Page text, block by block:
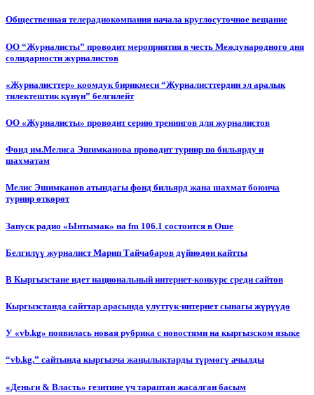
Общественная телерадиокомпания начала круглосуточное вещание
ОО “Журналисты” проводит мероприятия в честь Международного дня
солидарности журналистов
«Журналисттер» коомдук бирикмеси “Журналисттердин эл аралык
тилектештик күнүн” белгилейт
ОО «Журналисты» проводит серию тренингов для журналистов
Фонд им.Мелиса Эшимканова проводит турнир по бильярду и
шахматам
Мелис Эшимканов атындагы фонд бильярд жана шахмат боюнча
турнир өткөрөт
Запуск радио «Ынтымак» на fm 106.1 состоится в Оше
Белгилүү журналист Марип Тайчабаров дүйнөдөн кайтты
В Кыргызстане идет национальный интернет-конкурс среди сайтов
Кыргызстанда сайттар арасында улуттук-интернет сынагы жүрүүдө
У «vb.kg» появилась новая рубрика с новостями на кыргызском языке
“vb.kg.” сайтында кыргызча жаңылыктарды түрмөгү ачылды
«Деньги & Власть» гезитине үч тараптан жасалган басым